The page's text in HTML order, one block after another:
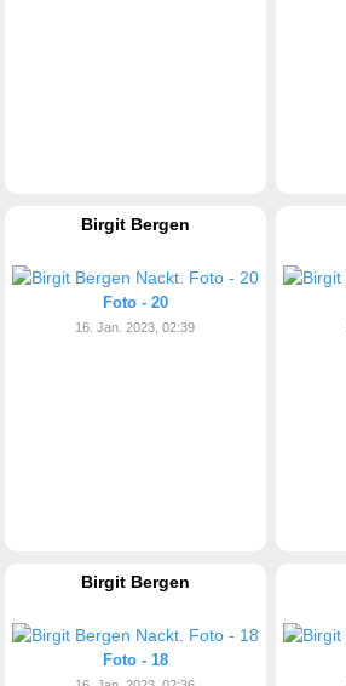
Birgit Bergen
Foto - 20
16. Jan. 2023, 02:39
Birgit Bergen
Foto - 18